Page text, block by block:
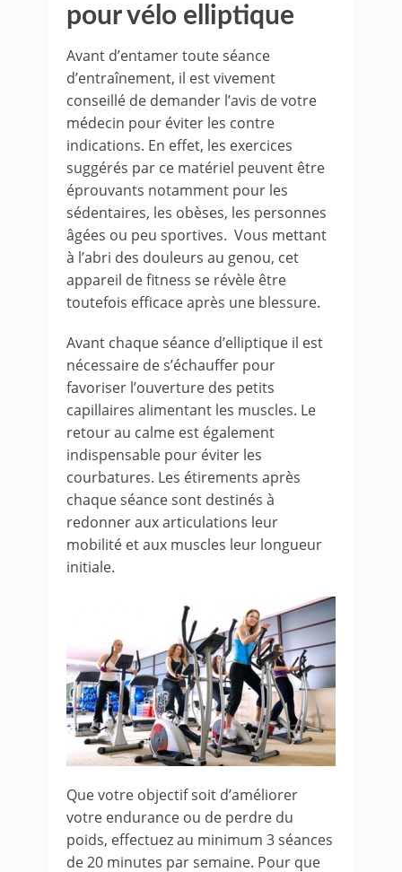
pour vélo elliptique
Avant d’entamer toute séance
d’entraînement, il est vivement
conseillé de demander l’avis de votre
médecin pour éviter les contre
indications. En effet, les exercices
suggérés par ce matériel peuvent être
éprouvants notamment pour les
sédentaires, les obèses, les personnes
âgées ou peu sportives. Vous mettant
à l’abri des douleurs au genou, cet
appareil de fitness se révèle être
toutefois efficace après une blessure.
Avant chaque séance d’elliptique il est
nécessaire de s’échauffer pour
favoriser l’ouverture des petits
capillaires alimentant les muscles. Le
retour au calme est également
indispensable pour éviter les
courbatures. Les étirements après
chaque séance sont destinés à
redonner aux articulations leur
mobilité et aux muscles leur longueur
initiale.
Que votre objectif soit d’améliorer
votre endurance ou de perdre du
poids, effectuez au minimum 3 séances
de 20 minutes par semaine. Pour que